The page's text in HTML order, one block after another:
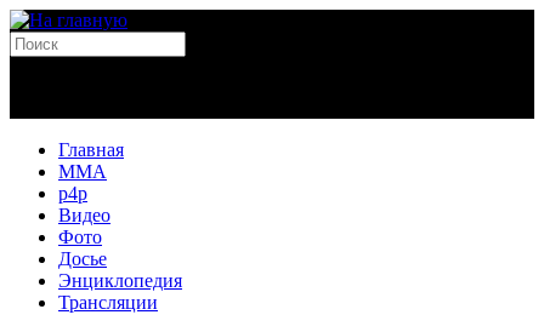
Главная
MMA
p4p
Видео
Фото
Досье
Энциклопедия
Трансляции